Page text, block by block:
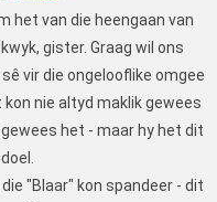
het van die heengaan van
gister. Graag wil ons
vir die ongelooflike omgee
nie altyd maklik gewees
het - maar hy het dit
"Blaar" kon spandeer - dit